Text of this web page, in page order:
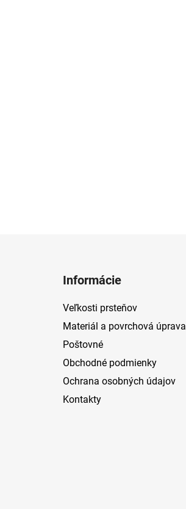
Informácie
Veľkosti prsteňov
Materiál a povrchová úprava
Poštovné
Obchodné podmienky
Ochrana osobných údajov
Kontakty